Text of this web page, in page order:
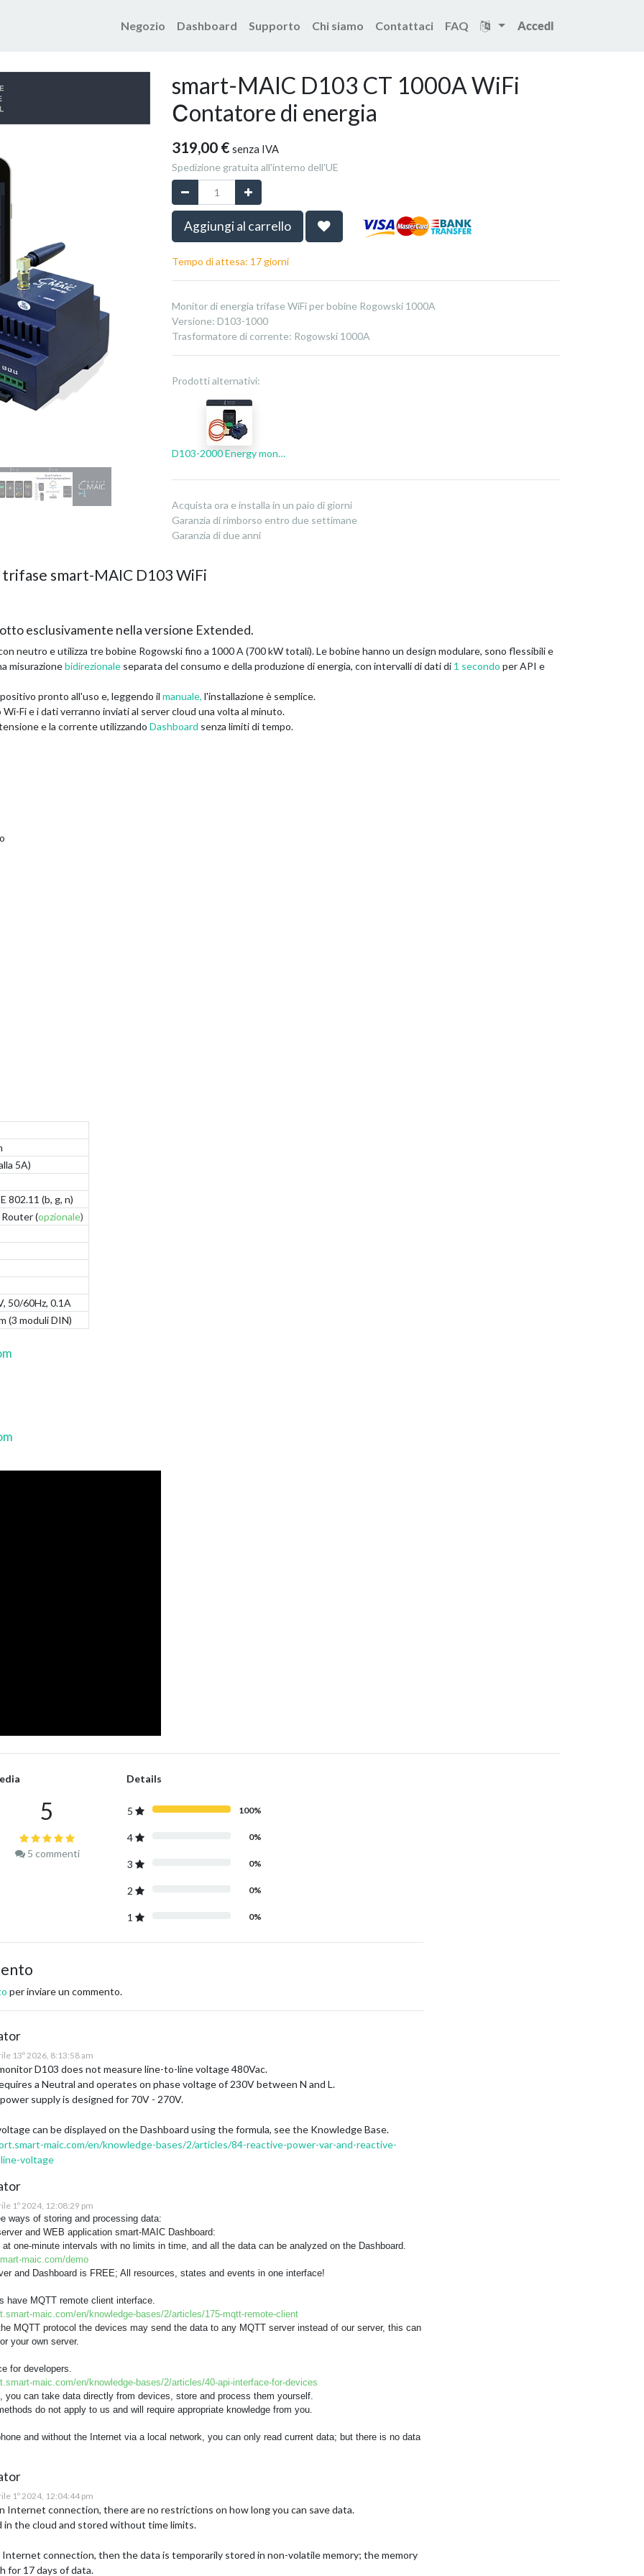
Negozio Dashboard Supporto Chi siamo Contattaci FAQ Accedi
smart-MAIC D103 CT 1000A WiFi
Сontatore di energia
319,00 € senza IVA
Spedizione gratuita all'interno dell'UE
Aggiungi al carrello
Tempo di attesa: 17 giorni
Monitor di energia trifase WiFi per bobine Rogowski 1000A
Versione: D103-1000
Trasformatore di corrente: Rogowski 1000A
Prodotti alternativi:
D103-2000 Energy monitor
Acquista ora e installa in un paio di giorni
Garanzia di rimborso entro due settimane
Garanzia di due anni
smart-MAIC D103 WiFi
esclusivamente nella versione Extended.
neutro e utilizza tre bobine Rogowski fino a 1000 A (700 kW totali). Le bobine hanno un design modulare, sono flessibili e
misurazionebidirezionale separata del consumo e della produzione di energia, con intervalli di dati di 1 secondo per API e
pronto all'uso e, leggendo il manuale, l'installazione è semplice.
Fi e i dati verranno inviati al server cloud una volta al minuto.
e la corrente utilizzando Dashboard senza limiti di tempo.
5A)
802.11 (b, g, n)
(opzionale)
50/60Hz, 0.1A
(3 moduli DIN)
5
5 commenti
Details
5 100%
4 0%
3 0%
2 0%
1 0%
per inviare un commento.
13º 2026, 8:13:58 am
D103 does not measure line-to-line voltage 480Vac.
a Neutral and operates on phase voltage of 230V between N and L.
supply is designed for 70V - 270V.
can be displayed on the Dashboard using the formula, see the Knowledge Base.
maic.com/en/knowledge-bases/2/articles/84-reactive-power-var-and-reactive-
voltage
1º 2024, 12:08:29 pm
ways of storing and processing data:
and WEB application smart-MAIC Dashboard:
one-minute intervals with no limits in time, and all the data can be analyzed on the Dashboard.
maic.com/demo
and Dashboard is FREE; All resources, states and events in one interface!
have MQTT remote client interface.
maic.com/en/knowledge-bases/2/articles/175-mqtt-remote-client
MQTT protocol the devices may send the data to any MQTT server instead of our server, this can
your own server.
for developers.
maic.com/en/knowledge-bases/2/articles/40-api-interface-for-devices
you can take data directly from devices, store and process them yourself.
do not apply to us and will require appropriate knowledge from you.
and without the Internet via a local network, you can only read current data; but there is no data
1º 2024, 12:04:44 pm
Internet connection, there are no restrictions on how long you can save data.
in the cloud and stored without time limits.
connection, then the data is temporarily stored in non-volatile memory; the memory
for 17 days of data.